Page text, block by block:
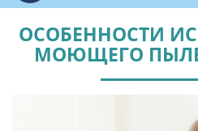
ОСОБЕННОСТИ
МОЮЩЕГО